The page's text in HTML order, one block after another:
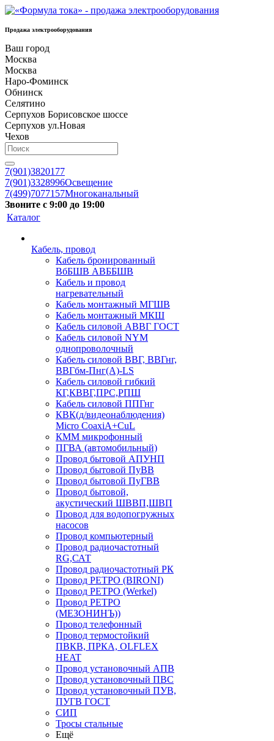
Продажа электрооборудования
Ваш город
Москва
Москва
Наро-Фоминск
Обнинск
Селятино
Серпухов Борисовское шоссе
Серпухов ул.Новая
Чехов
7(901)3820177
7(901)3328996Освещение
7(499)7077157Многоканальный
Звоните с 9:00 до 19:00
Каталог
Кабель, провод
Кабель бронированный
ВбБШВ АВББШВ
Кабель и провод
нагревательный
Кабель монтажный МГШВ
Кабель монтажный МКШ
Кабель силовой АВВГ ГОСТ
Кабель силовой NYM
однопроволочный
Кабель силовой ВВГ, ВВГнг,
ВВГбм-Пнг(А)-LS
Кабель силовой гибкий
КГ,КВВГ,ПРС,РПШ
Кабель силовой ППГнг
КВК(д/видеонаблюдения)
Micro CoaxiA+CuL
КММ микрофонный
ПГВА (автомобильный)
Провод бытовой АПУНП
Провод бытовой ПуВВ
Провод бытовой ПуГВВ
Провод бытовой,
акустический ШВВП,ШВП
Провод для водопогружных
насосов
Провод компьютерный
Провод радиочастотный
RG,САТ
Провод радиочастотный РК
Провод РЕТРО (BIRONI)
Провод РЕТРО (Werkel)
Провод РЕТРО
(МЕЗОНИНЪ))
Провод телефонный
Провод термостойкий
ПВКВ, ПРКА, OLFLEX
HEAT
Провод установочный АПВ
Провод установочный ПВС
Провод установочный ПУВ,
ПУГВ ГОСТ
СИП
Тросы стальные
Ещё